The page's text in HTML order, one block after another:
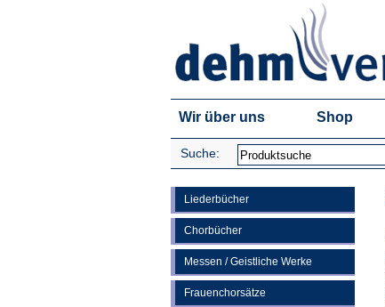
Wir über uns Shop
Suche:
Liederbücher
Chorbücher
Messen / Geistliche Werke
Frauenchorsätze